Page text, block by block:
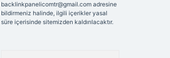
backlinkpanelicomtr@gmail.comadresine
bildirmeniz halinde, ilgili içerikler yasal
süre içerisinde sitemizden kaldırılacaktır.